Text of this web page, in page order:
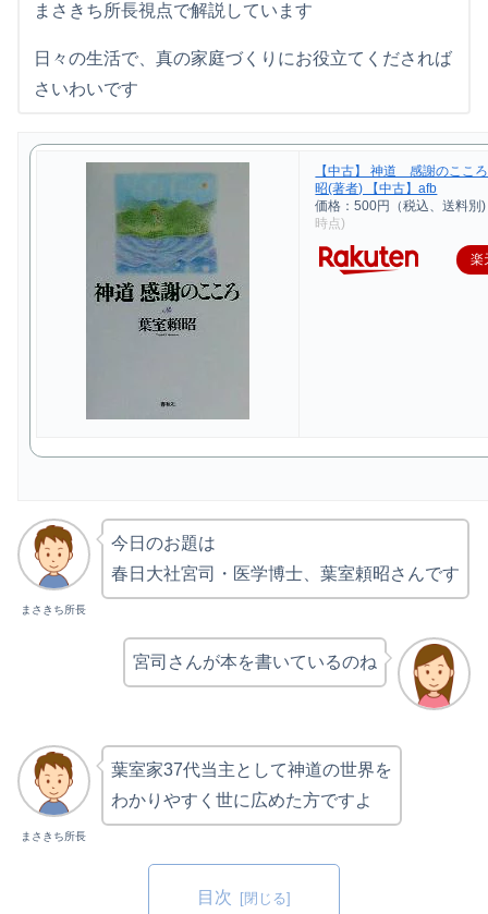
まさきち所長視点で解説しています
日々の生活で、真の家庭づくりにお役立てくだされば
さいわいです
【中古】 神道 感謝のここ
昭(著者) 【中古】afb
価格：500円（税込、送料別)
時点)
楽
まさきち所長
今日のお題は
春日大社宮司・医学博士、葉室頼昭さんです
宮司さんが本を書いているのね
まさきち所長
葉室家37代当主として神道の世界を
わかりやすく世に広めた方ですよ
目次